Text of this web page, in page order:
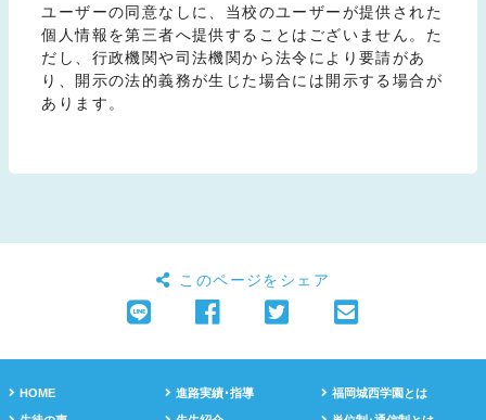
ユーザーの同意なしに、当校のユーザーが提供された
個人情報を第三者へ提供することはございません。た
だし、行政機関や司法機関から法令により要請があ
り、開示の法的義務が生じた場合には開示する場合が
あります。
このページをシェア
HOME 進路実績･指導 福岡城西学園とは